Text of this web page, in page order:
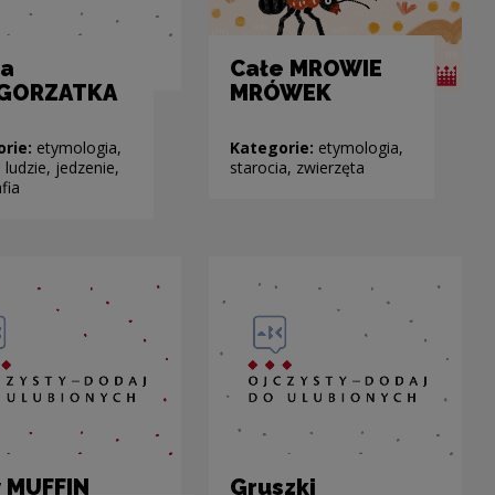
etymologia,
ludzie, jedzenie,
Całe MROWIE
MRÓWEK
Kategorie: etymologia,
starocia, zwierzęta
Gruszki